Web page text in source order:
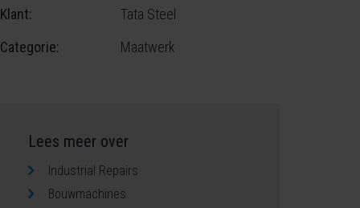
Klant:
Tata Steel
Categorie:
Maatwerk
Lees meer over
Industrial Repairs
Bouwmachines